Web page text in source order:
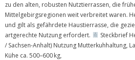
- Harzer Rotes Höhenvieh
- Hinweise zur Förderung
- Wetter
zu den alten, robusten Nutztierrassen, die
Mittelgebirgsregionen weit verbreitet waren.
und gilt als gefährdete Haustierrasse, die
artgerechte Nutzung erfordert.
Steckbrief
/ Sachsen-Anhalt) Nutzung Mutterkuhhaltung,
Kühe ca. 500–600 kg,